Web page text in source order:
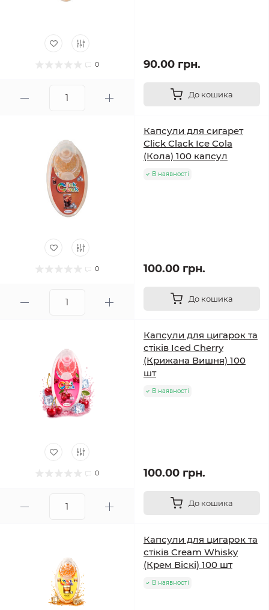
0 90.00 грн.
До кошика
0
Капсули для сигарет
Click Clack Ice Cola
(Кола) 100 капсул
В наявності
100.00 грн.
До кошика
0
Капсули для цигарок та
стіків Iced Cherry
(Крижана Вишня) 100
шт
В наявності
100.00 грн.
До кошика
Капсули для цигарок та
стіків Cream Whisky
(Крем Віскі) 100 шт
В наявності